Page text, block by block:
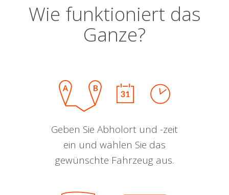
Wie funktioniert das
Ganze?
Geben Sie Abholort und -zeit
ein und wählen Sie das
gewünschte Fahrzeug aus.